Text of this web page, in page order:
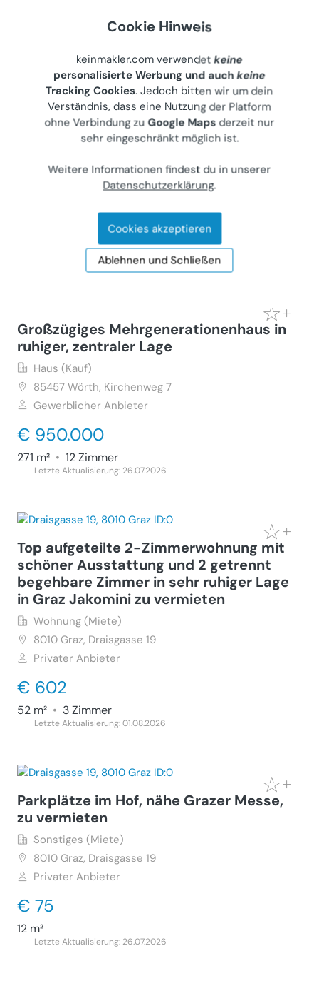
3 Zimmer
Zentral gelegene Wohnung mit Charme
8020 Graz, Rösselmühlgasse 18
Gewerblicher Anbieter
Letzte Aktualisierung: 26.07.2026
Großzügiges Mehrgenerationenhaus in
ruhiger, zentraler Lage
Haus (Kauf)
85457 Wörth, Kirchenweg 7
Gewerblicher Anbieter
€ 950.000
271 m² • 12 Zimmer
Letzte Aktualisierung: 26.07.2026
Top aufgeteilte 2-Zimmerwohnung mit
schöner Ausstattung und 2 getrennt
begehbare Zimmer in sehr ruhiger Lage
in Graz Jakomini zu vermieten
Wohnung (Miete)
8010 Graz, Draisgasse 19
Privater Anbieter
€ 602
52 m² • 3 Zimmer
Letzte Aktualisierung: 01.08.2026
Parkplätze im Hof, nähe Grazer Messe,
zu vermieten
Sonstiges (Miete)
8010 Graz, Draisgasse 19
Privater Anbieter
€ 75
12 m²
Letzte Aktualisierung: 26.07.2026
Cookie Hinweis
keinmakler.com verwendetkeine
personalisierte Werbung und auchkeine
Tracking Cookies. Jedoch bitten wir um dein
Verständnis, dass eine Nutzung der Platform
ohne Verbindung zuGoogle Maps derzeit nur
sehr eingeschränkt möglich ist.
Weitere Informationen findest du in unserer
Datenschutzerklärung.
Cookies akzeptieren
Ablehnen und Schließen